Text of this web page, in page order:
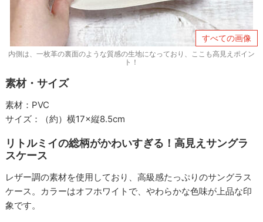
すべての画像
内側は、一枚革の裏面のような質感の生地になっており、ここも高見えポイン
ト！
素材・サイズ
素材：PVC
サイズ：（約）横17×縦8.5cm
リトルミイの総柄がかわいすぎる！高見えサングラ
スケース
レザー調の素材を使用しており、高級感たっぷりのサングラス
ケース。カラーはオフホワイトで、やわらかな色味が上品な印
象です。